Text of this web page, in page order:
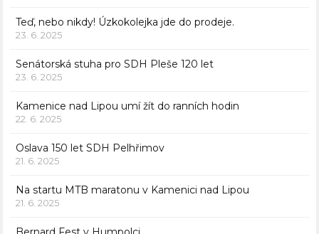
Teď, nebo nikdy! Úzkokolejka jde do prodeje.
23. 6. 2025
Senátorská stuha pro SDH Pleše 120 let
23. 6. 2025
Kamenice nad Lipou umí žít do ranních hodin
22. 6. 2025
Oslava 150 let SDH Pelhřimov
21. 6. 2025
Na startu MTB maratonu v Kamenici nad Lipou
21. 6. 2025